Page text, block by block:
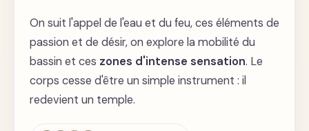
Cultivez votre sensibilité
orgasmique
On suit l'appel de l'eau et du feu, ces éléments de
passion et de désir, on explore la mobilité du
bassin et ces zones d'intense sensation. Le
corps cesse d'être un simple instrument : il
redevient un temple.